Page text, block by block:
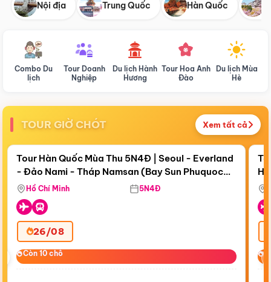
Nội địa Trung Quốc Hàn Quốc
Combo Du
lịch
Tour Doanh
Nghiệp
Du lịch Hành
Hương
Tour Hoa Anh
Đào
Du lịch Mùa
Hè
TOUR GIỜ CHÓT Xem tất cả
Còn18 ngày 18:49:52
Bay Sun Phuquoc Airways
Điểm nổi bật
Tour Hàn Quốc Mùa Thu 5N4Đ | Seoul - Everland
- Đảo Nami - Tháp Namsan (Bay Sun Phuquoc
Airways)
Hồ Chí Minh 5N4Đ
26/08
Còn 10 chỗ
Còn 10 chỗ